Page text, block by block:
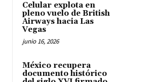
Celular explota en
pleno vuelo de British
Airways hacia Las
Vegas
junio 16, 2026
México recupera
documento histórico